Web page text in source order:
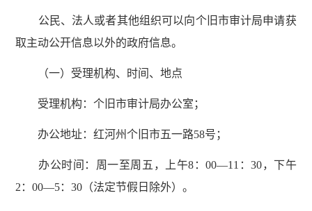
公民、法人或者其他组织可以向个旧市审计局申请获
取主动公开信息以外的政府信息。
（一）受理机构、时间、地点
受理机构：个旧市审计局办公室；
办公地址：红河州个旧市五一路58号；
办公时间：周一至周五，上午8：00—11：30，下午
2：00—5：30（法定节假日除外）。